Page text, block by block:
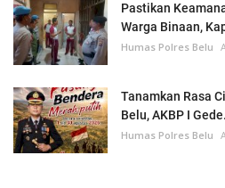
Pastikan
Warga Binaan,
Humas Polres Belu
Tanamkan Rasa
Belu, AKBP I
Humas Polres Belu